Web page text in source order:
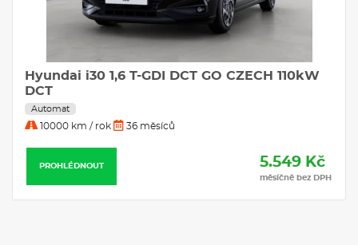
Hyundai i30 1,6 T-GDI DCT GO CZECH 110kW
DCT
Automat
10000 km / rok 36 měsíců
PROHLÉDNOUT 5.549 Kč
měsíčně bez DPH